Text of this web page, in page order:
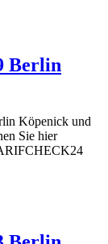
Berlin
Köpenick und
Sie hier